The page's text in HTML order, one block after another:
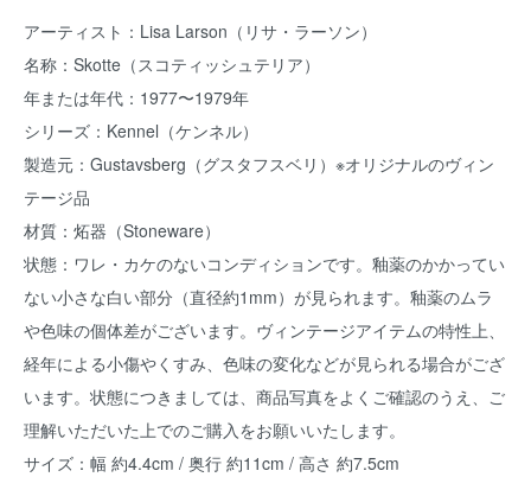
アーティスト：Lisa Larson（リサ・ラーソン）
名称：Skotte（スコティッシュテリア）
年または年代：1977〜1979年
シリーズ：Kennel（ケンネル）
製造元：Gustavsberg（グスタフスベリ）※オリジナルのヴィン
テージ品
材質：炻器（Stoneware）
状態：ワレ・カケのないコンディションです。釉薬のかかってい
ない小さな白い部分（直径約1mm）が見られます。釉薬のムラ
や色味の個体差がございます。ヴィンテージアイテムの特性上、
経年による小傷やくすみ、色味の変化などが見られる場合がござ
います。状態につきましては、商品写真をよくご確認のうえ、ご
理解いただいた上でのご購入をお願いいたします。
サイズ：幅 約4.4cm / 奥行 約11cm / 高さ 約7.5cm